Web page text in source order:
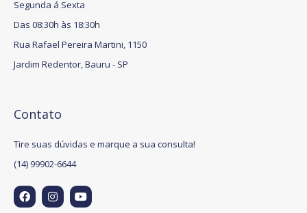
Segunda á Sexta
Das 08:30h às 18:30h
Rua Rafael Pereira Martini, 1150
Jardim Redentor, Bauru - SP
Contato
Tire suas dúvidas e marque a sua consulta!
(14) 99902-6644
F
a
I
n
Y
o